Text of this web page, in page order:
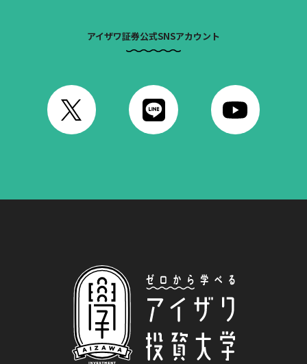
アイザワ証券公式SNSアカウント